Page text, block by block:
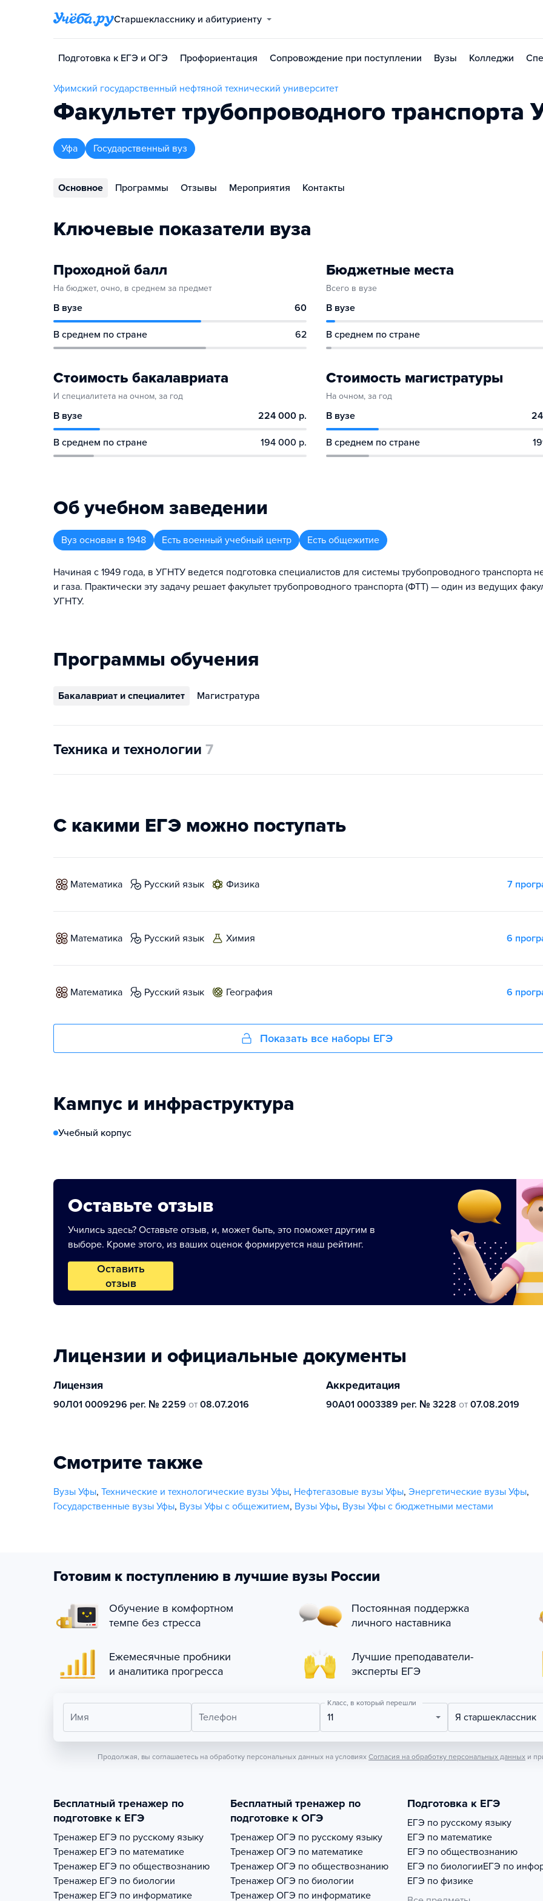
Старшекласснику и абитуриенту
Подготовка к ЕГЭ и ОГЭ Профориентация Сопровождение при поступлении Вузы Колледжи
Уфимский государственный нефтяной технический университет
Факультет трубопроводного транспорта
Уфа Государственный вуз
Основное Программы Отзывы Мероприятия Контакты
Ключевые показатели вуза
Проходной балл
На бюджет, очно, в среднем за предмет
В вузе 60
В среднем по стране 62
Бюджетные места
Всего в вузе
В вузе
В среднем по стране
Стоимость бакалавриата
И специалитета на очном, за год
В вузе 224 000 р.
В среднем по стране 194 000 р.
Стоимость магистратуры
На очном, за год
В вузе
В среднем по стране
Об учебном заведении
Вуз основан в 1948 Есть военный учебный центр Есть общежитие
Начиная с 1949 года, в УГНТУ ведется подготовка специалистов для системы трубопроводного транспорта
и газа. Практически эту задачу решает факультет трубопроводного транспорта (ФТТ) — один из ведущих
УГНТУ.
Программы обучения
Бакалавриат и специалитет Магистратура
Техника и технологии 7
С какими ЕГЭ можно поступать
математика русский язык физика 7
математика русский язык химия 6
математика русский язык география 6
Показать все наборы ЕГЭ
Кампус и инфраструктура
Учебный корпус
Оставьте отзыв
Учились здесь? Оставьте отзыв, и, может быть, это поможет другим в
выборе. Кроме этого, из ваших оценок формируется наш рейтинг.
Оставить
отзыв
Лицензии и официальные документы
Лицензия
90Л01 0009296 рег. № 2259 от 08.07.2016
Аккредитация
90А01 0003389 рег. № 3228 от 07.08.2019
Смотрите также
Вузы Уфы, Технические и технологические вузы Уфы, Нефтегазовые вузы Уфы, Энергетические вузы Уфы,
Государственные вузы Уфы, Вузы Уфы с общежитием, Вузы Уфы, Вузы Уфы с бюджетными местами
Готовим к поступлению в лучшие вузы России
Обучение в комфортном
темпе без стресса
Постоянная поддержка
личного наставника
Ежемесячные пробники
и аналитика прогресса
Лучшие преподаватели-
эксперты ЕГЭ
Имя Телефон
Класс, в который перешли
11 Я старшеклассник
Продолжая, вы соглашаетесь на обработку персональных данных на условиях Согласия на обработку персональных данных и
Бесплатный тренажер по
подготовке к ЕГЭ
Тренажер ЕГЭ по русскому языку
Тренажер ЕГЭ по математике
Тренажер ЕГЭ по обществознанию
Тренажер ЕГЭ по биологии
Тренажер ЕГЭ по информатике
Бесплатный тренажер по
подготовке к ОГЭ
Тренажер ОГЭ по русскому языку
Тренажер ОГЭ по математике
Тренажер ОГЭ по обществознанию
Тренажер ОГЭ по биологии
Тренажер ОГЭ по информатике
Подготовка к ЕГЭ
ЕГЭ по русскому языку
ЕГЭ по математике
ЕГЭ по обществознанию
ЕГЭ по биологииЕГЭ по
ЕГЭ по физике